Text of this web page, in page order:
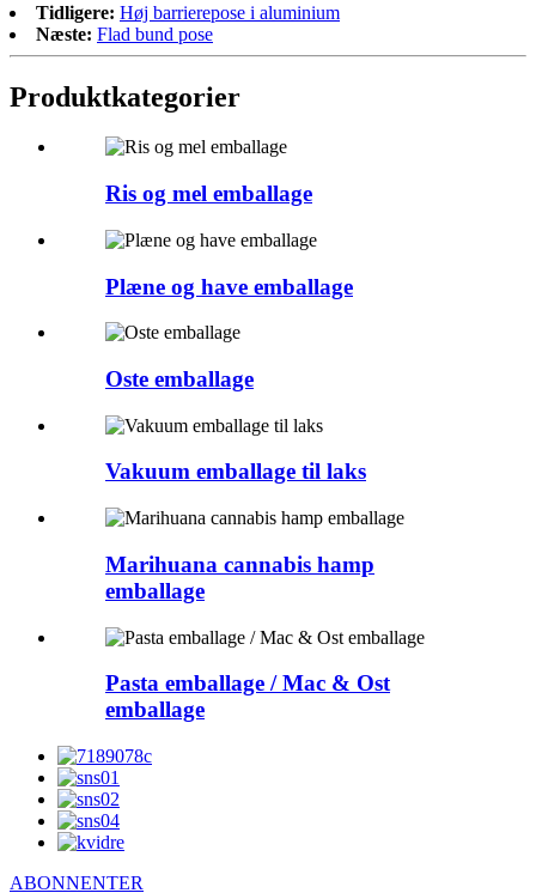
Tidligere: Høj barrierepose i aluminium
Næste: Flad bund pose
Produktkategorier
Ris og mel emballage
Plæne og have emballage
Oste emballage
Vakuum emballage til laks
Marihuana cannabis hamp
emballage
Pasta emballage / Mac & Ost
emballage
ABONNENTER